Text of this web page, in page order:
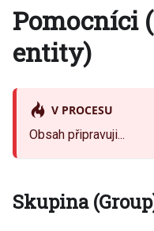
Pomocníci
entity)
V PROCESU
Obsah připravuji...
Skupina